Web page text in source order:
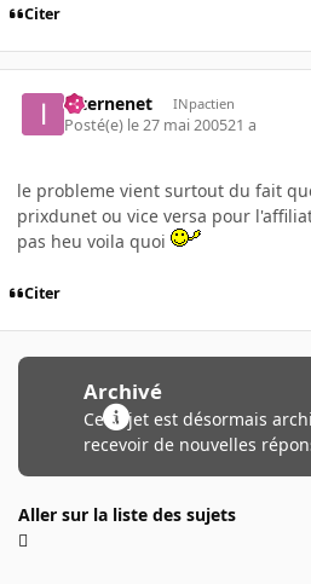
Citer
internenet INpactien
Posté(e) le 27 mai 200521 a
le probleme vient surtout du fait
prixdunet ou vice versa pour
pas heu voila quoi
Citer
Archivé
Ce sujet est désormais
recevoir de nouvelles
Aller sur la liste des sujets